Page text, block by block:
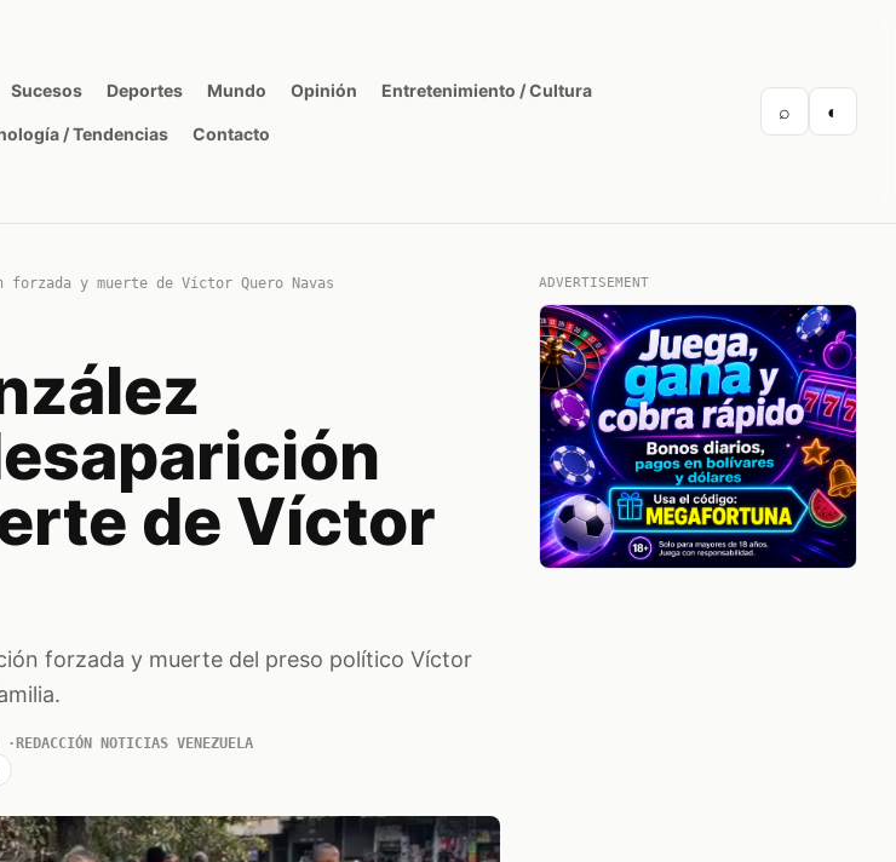
Sucesos Deportes Mundo Opinión Entretenimiento / Cultura
/ Tendencias Contacto
⌕ ◐
forzada y muerte de Víctor Quero Navas
de Víctor
forzada y muerte del preso político Víctor
REDACCIÓN NOTICIAS VENEZUELA
ADVERTISEMENT